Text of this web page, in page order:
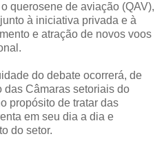
querosene de aviação (QAV),
à iniciativa privada e à
e atração de novos voos
do debate ocorrerá, de
das Câmaras setoriais do
propósito de tratar das
em seu dia a dia e
do setor.